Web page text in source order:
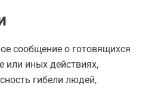
сообщение о готовящихся
или иных действиях,
гибели людей,